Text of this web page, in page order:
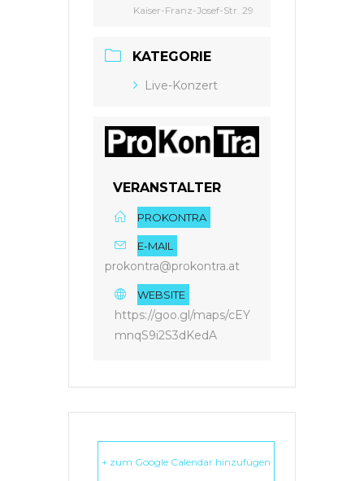
Kaiser-Franz-Josef-Str. 29
KATEGORIE
Live-Konzert
VERANSTALTER
PROKONTRA
E-MAIL
prokontra@prokontra.at
WEBSITE
https://goo.gl/maps/cEY
mnqS9i2S3dKedA
+ zum Google Calendar hinzufügen